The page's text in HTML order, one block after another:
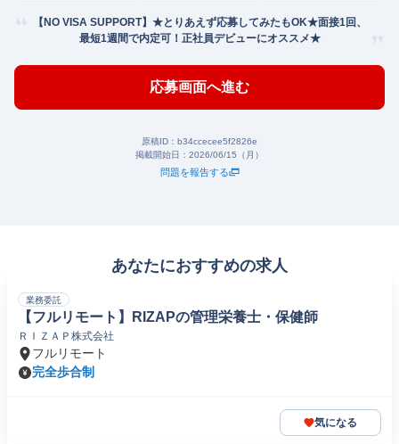
【NO VISA SUPPORT】★とりあえず応募してみたもOK★面接1回、
最短1週間で内定可！正社員デビューにオススメ★
応募画面へ進む
原稿ID： b34ccecee5f2826e
掲載開始日： 2026/06/15（月）
問題を報告する
あなたにおすすめの求人
業務委託
【フルリモート】RIZAPの管理栄養士・保健師
ＲＩＺＡＰ株式会社
フルリモート
完全歩合制
気になる